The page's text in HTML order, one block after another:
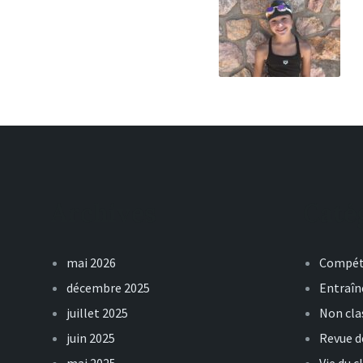
mai 2026
décembre 2025
juillet 2025
juin 2025
Non
Revue